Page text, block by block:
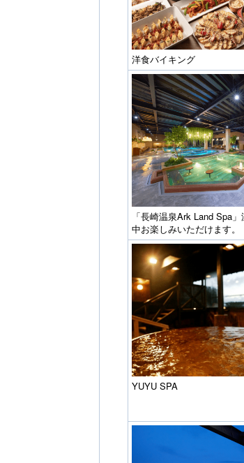
洋食バイキング
「長崎温泉Ark Land Spa
中お楽しみいただけます。
YUYU SPA